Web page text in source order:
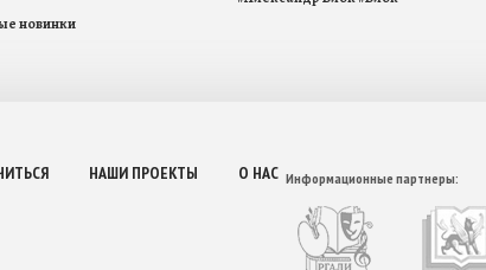
новинки
НАШИ ПРОЕКТЫ О НАС Информационные партнеры: